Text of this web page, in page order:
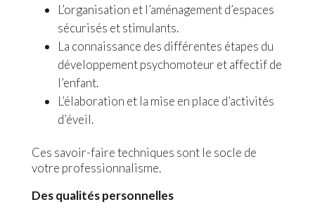
L’organisation et l’aménagement d’espaces
sécurisés et stimulants.
La connaissance des différentes étapes du
développement psychomoteur et affectif de
l’enfant.
L’élaboration et la mise en place d’activités
d’éveil.
Ces savoir-faire techniques sont le socle de
votre professionnalisme.
Des qualités personnelles